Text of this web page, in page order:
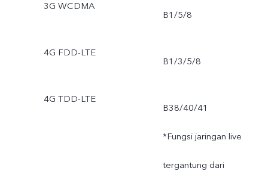
3G WCDMA
B1/5/8
4G FDD-LTE
B1/3/5/8
4G TDD-LTE
B38/40/41
*Fungsi jaringan live
tergantung dari